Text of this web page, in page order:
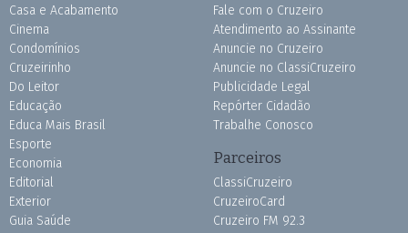
Casa e Acabamento
Cinema
Condomínios
Cruzeirinho
Do Leitor
Educação
Educa Mais Brasil
Esporte
Economia
Editorial
Exterior
Guia Saúde
Fale com o Cruzeiro
Atendimento ao Assinante
Anuncie no Cruzeiro
Anuncie no ClassiCruzeiro
Publicidade Legal
Repórter Cidadão
Trabalhe Conosco
Parceiros
ClassiCruzeiro
CruzeiroCard
Cruzeiro FM 92.3